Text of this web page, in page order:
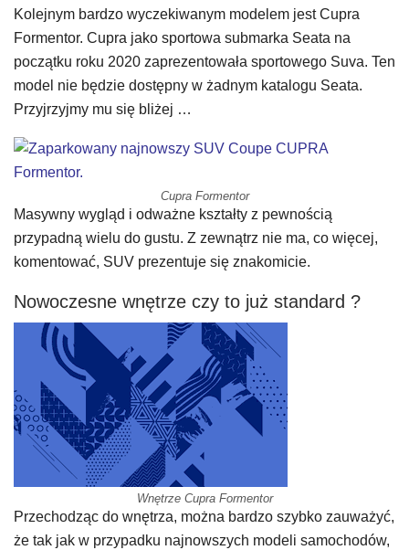
Kolejnym bardzo wyczekiwanym modelem jest Cupra
Formentor. Cupra jako sportowa submarka Seata na
początku roku 2020 zaprezentowała sportowego Suva. Ten
model nie będzie dostępny w żadnym katalogu Seata.
Przyjrzyjmy mu się bliżej …
Cupra Formentor
Masywny wygląd i odważne kształty z pewnością
przypadną wielu do gustu. Z zewnątrz nie ma, co więcej,
komentować, SUV prezentuje się znakomicie.
Nowoczesne wnętrze czy to już standard ?
Wnętrze Cupra Formentor
Przechodząc do wnętrza, można bardzo szybko zauważyć,
że tak jak w przypadku najnowszych modeli samochodów,